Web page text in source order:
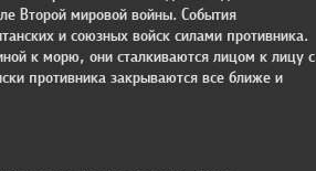
Второй мировой войны. События
и союзных войск силами противника.
к морю, они сталкиваются лицом к лицу с
противника закрываются все ближе и